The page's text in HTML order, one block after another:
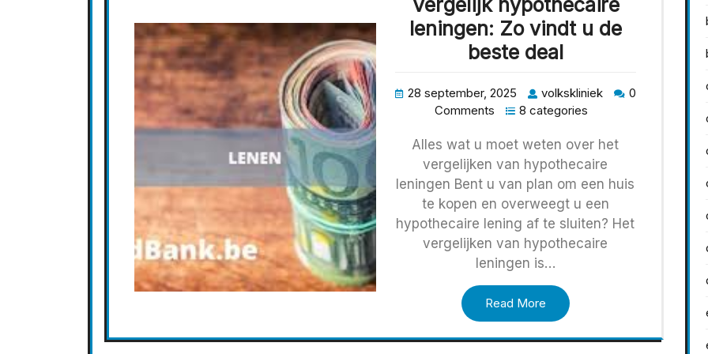
Vergelijk hypothecaire
leningen: Zo vindt u de
beste deal
28 september, 2025 volkskliniek
0
Comments
8 categories
Alles wat u moet weten over het
vergelijken van hypothecaire
leningen Bent u van plan om een huis
te kopen en overweegt u een
hypothecaire lening af te sluiten? Het
vergelijken van hypothecaire
leningen is…
Read More